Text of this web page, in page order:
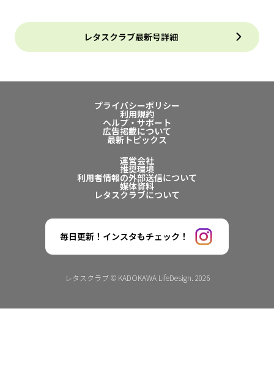
レタスクラブ最新号詳細
プライバシーポリシー
利用規約
ヘルプ・サポート
広告掲載について
最新トピックス
運営会社
推奨環境
利用者情報の外部送信について
媒体資料
レタスクラブについて
毎日更新！インスタもチェック！
レタスクラブ © KADOKAWA LifeDesign. 2026